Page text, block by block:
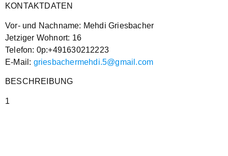
KONTAKTDATEN
Vor- und Nachname: Mehdi Griesbacher
Jetziger Wohnort: 16
Telefon: 0p:+491630212223
E-Mail: griesbachermehdi.5@gmail.com
BESCHREIBUNG
1